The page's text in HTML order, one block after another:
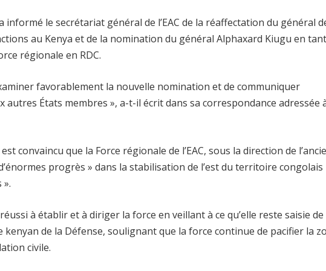
informé le secrétariat général de l’EAC de la réaffectation du général
au Kenya et de la nomination du général Alphaxard Kiugu en tant
régionale en RDC.
favorablement la nouvelle nomination et de communiquer
autres États membres », a-t-il écrit dans sa correspondance adressée
convaincu que la Force régionale de l’EAC, sous la direction de
progrès » dans la stabilisation de l’est du territoire congolais
à établir et à diriger la force en veillant à ce qu’elle reste saisie de
de la Défense, soulignant que la force continue de pacifier la
civile.